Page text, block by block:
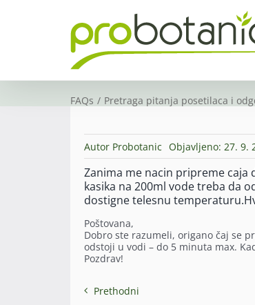
FAQs Pretraga pitanja posetilaca i
Autor Probotanic Objavljeno: 27. 9.
Zanima me nacin pripreme caja
kasika na 200ml vode treba da
dostigne telesnu
Poštovana,
Dobro ste razumeli, origano čaj se
odstoji u vodi – do 5 minuta max.
Pozdrav!
Prethodni